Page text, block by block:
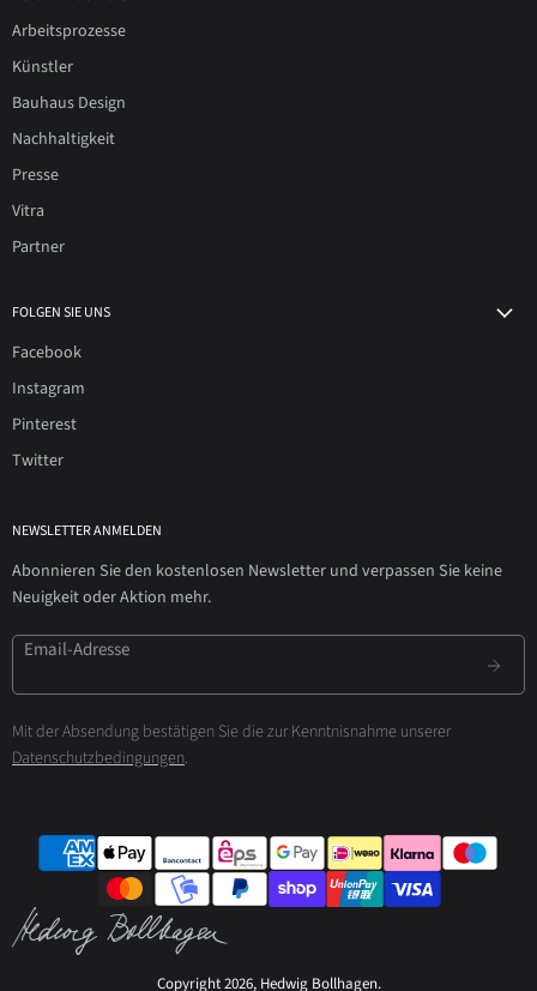
Arbeitsprozesse
Künstler
Bauhaus Design
Nachhaltigkeit
Presse
Vitra
Partner
FOLGEN SIE UNS
Facebook
Instagram
Pinterest
Twitter
NEWSLETTER ANMELDEN
Abonnieren Sie den kostenlosen Newsletter und verpassen Sie keine
Neuigkeit oder Aktion mehr.
Email-Adresse
Mit der Absendung bestätigen Sie die zur Kenntnisnahme unserer
Datenschutzbedingungen.
Copyright 2026, Hedwig Bollhagen.